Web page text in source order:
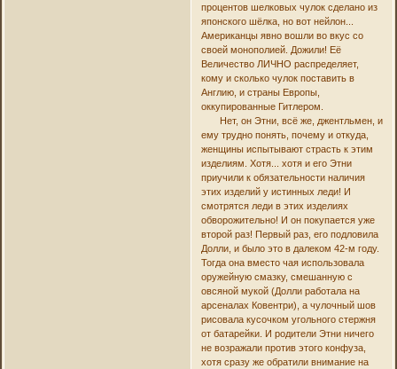
процентов шелковых чулок сделано из
японского шёлка, но вот нейлон...
Американцы явно вошли во вкус со
своей монополией. Дожили! Её
Величество ЛИЧНО распределяет,
кому и сколько чулок поставить в
Англию, и страны Европы,
оккупированные Гитлером.
Нет, он Этни, всё же, джентльмен, и
ему трудно понять, почему и откуда,
женщины испытывают страсть к этим
изделиям. Хотя... хотя и его Этни
приучили к обязательности наличия
этих изделий у истинных леди! И
смотрятся леди в этих изделиях
обворожительно! И он покупается уже
второй раз! Первый раз, его подловила
Долли, и было это в далеком 42-м году.
Тогда она вместо чая использовала
оружейную смазку, смешанную с
овсяной мукой (Долли работала на
арсеналах Ковентри), а чулочный шов
рисовала кусочком угольного стержня
от батарейки. И родители Этни ничего
не возражали против этого конфуза,
хотя сразу же обратили внимание на